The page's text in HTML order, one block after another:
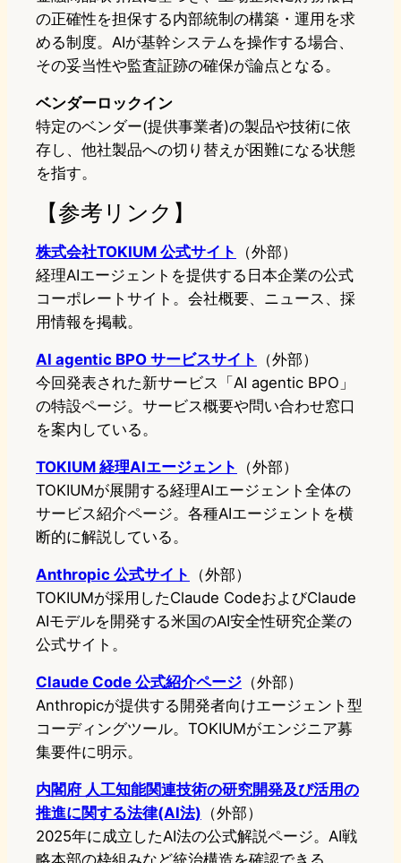
の正確性を担保する内部統制の構築・運用を求
める制度。AIが基幹システムを操作する場合、
その妥当性や監査証跡の確保が論点となる。
ベンダーロックイン
特定のベンダー(提供事業者)の製品や技術に依
存し、他社製品への切り替えが困難になる状態
を指す。
【参考リンク】
株式会社TOKIUM 公式サイト
（外部）
経理AIエージェントを提供する日本企業の公式
コーポレートサイト。会社概要、ニュース、採
用情報を掲載。
AI agentic BPO サービスサイト
（外部）
今回発表された新サービス「AI agentic BPO」
の特設ページ。サービス概要や問い合わせ窓口
を案内している。
TOKIUM 経理AIエージェント
（外部）
TOKIUMが展開する経理AIエージェント全体の
サービス紹介ページ。各種AIエージェントを横
断的に解説している。
Anthropic 公式サイト
（外部）
TOKIUMが採用したClaude CodeおよびClaude
AIモデルを開発する米国のAI安全性研究企業の
公式サイト。
Claude Code 公式紹介ページ （外部）
Anthropicが提供する開発者向けエージェント型
コーディングツール。TOKIUMがエンジニア募
集要件に明示。
内閣府 人工知能関連技術の研究開発及び活用の
推進に関する法律(AI法) （外部）
2025年に成立したAI法の公式解説ページ。AI戦
略本部の枠組みなど統治構造を確認できる。